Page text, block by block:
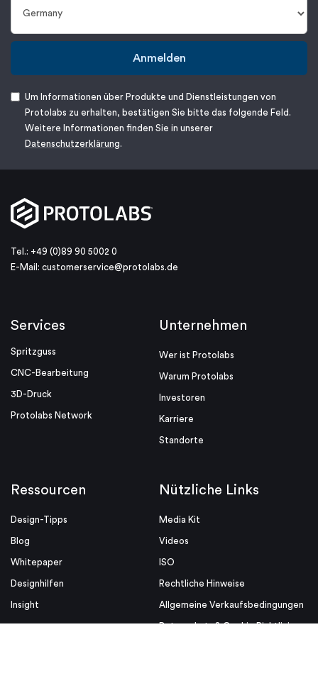
Anmelden
Um Informationen über Produkte und Dienstleistungen von
Protolabs zu erhalten, bestätigen Sie bitte das folgende Feld.
Weitere Informationen finden Sie in unserer
Datenschutzerklärung.
Tel.: +49 (0)89 90 5002 0
E-Mail: customerservice@protolabs.de
Services
Spritzguss
CNC-Bearbeitung
3D-Druck
Protolabs Network
Unternehmen
Wer ist Protolabs
Warum Protolabs
Investoren
Karriere
Standorte
Ressourcen
Design-Tipps
Blog
Whitepaper
Designhilfen
Insight
Nützliche Links
Media Kit
Videos
ISO
Rechtliche Hinweise
Allgemeine Verkaufsbedingungen
Datenschutz & Cookie Richtlinien